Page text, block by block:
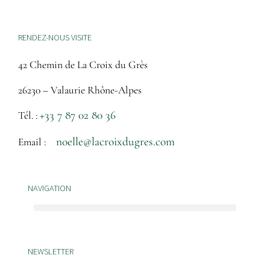
RENDEZ-NOUS VISITE
42 Chemin de La Croix du Grès
26230 – Valaurie Rhône-Alpes
Tél. :+33 7 87 02 80 36
Email : noelle@lacroixdugres.com
NAVIGATION
NEWSLETTER